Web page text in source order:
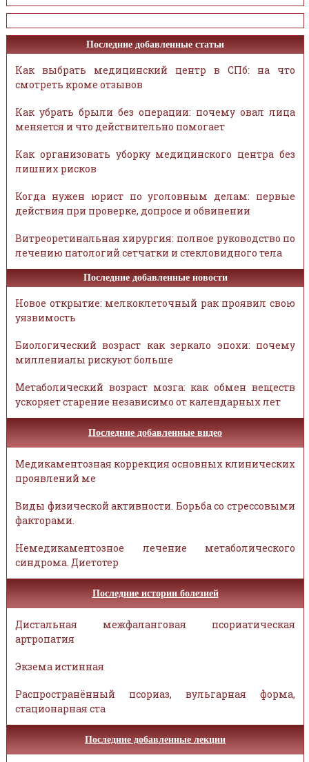
Последние добавленные статьи
Как выбрать медицинский центр в СПб: на что
смотреть кроме отзывов
Как убрать брыли без операции: почему овал лица
меняется и что действительно помогает
Как организовать уборку медицинского центра без
лишних рисков
Когда нужен юрист по уголовным делам: первые
действия при проверке, допросе и обвинении
Витреоретинальная хирургия: полное руководство по
лечению патологий сетчатки и стекловидного тела
Последние добавленные новости
Новое открытие: мелкоклеточный рак проявил свою
уязвимость
Биологический возраст как зеркало эпохи: почему
миллениалы рискуют больше
Метаболический возраст мозга: как обмен веществ
ускоряет старение независимо от календарных лет
Последние добавленные видео
Медикаментозная коррекция основных клинических
проявлений ме
Виды физической активности. Борьба со стрессовыми
факторами.
Немедикаментозное лечение метаболического
синдрома. Диетотер
Последние истории болезней
Дистальная межфаланговая псориатическая
артропатия
Экзема истинная
Распространённый псориаз, вульгарная форма,
стационарная ста
Последние добавленные лекции